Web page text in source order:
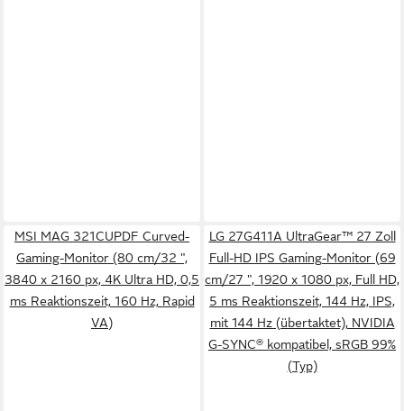
MSI MAG 321CUPDF Curved-
Gaming-Monitor (80 cm/32 ",
3840 x 2160 px, 4K Ultra HD, 0,5
ms Reaktionszeit, 160 Hz, Rapid
VA)
LG 27G411A UltraGear™ 27 Zoll
Full-HD IPS Gaming-Monitor (69
cm/27 ", 1920 x 1080 px, Full HD,
5 ms Reaktionszeit, 144 Hz, IPS,
mit 144 Hz (übertaktet), NVIDIA
G-SYNC® kompatibel, sRGB 99%
(Typ)